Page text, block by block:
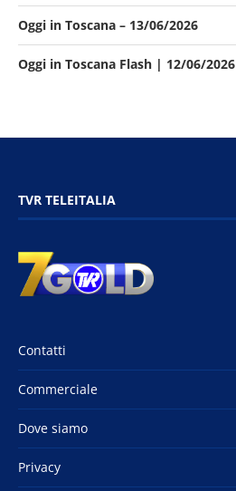
Oggi in Toscana – 13/06/2026
Oggi in Toscana Flash | 12/06/2026
TVR TELEITALIA
Contatti
Commerciale
Dove siamo
Privacy